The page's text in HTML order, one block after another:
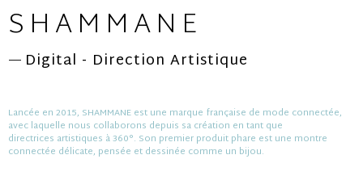
SHAMMANE
— Digital - Direction Artistique
Lancée en 2015, SHAMMANE est une marque française de mode connectée,
avec laquelle nous collaborons depuis sa création en tant que
directrices artistiques à 360°. Son premier produit phare est une montre
connectée délicate, pensée et dessinée comme un bijou.